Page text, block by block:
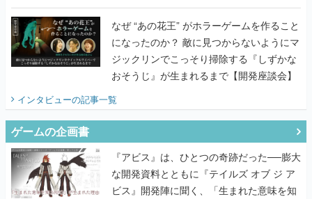
てみた
なぜ “あの花王” がホラーゲームを作ること
になったのか？ 敵に見つからないようにマ
ジックリンでこっそり掃除する『しずかな
おそうじ』が生まれるまで【開発座談会】
インタビューの記事一覧
ゲームの企画書
『アビス』は、ひとつの奇跡だった──膨大
な開発資料とともに『テイルズ オブ ジ ア
ビス』開発陣に聞く、「生まれた意味を知